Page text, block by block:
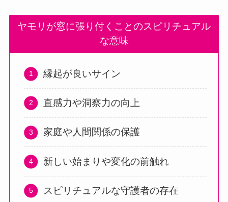
ヤモリが窓に張り付くことのスピリチュアル
な意味
縁起が良いサイン
直感力や洞察力の向上
家庭や人間関係の保護
新しい始まりや変化の前触れ
スピリチュアルな守護者の存在